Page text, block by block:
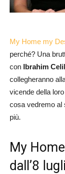
My Home my
perché? Una
con Ibrahim
collegheranno
vicende della
cosa vedremo al
più.
My
dall’8